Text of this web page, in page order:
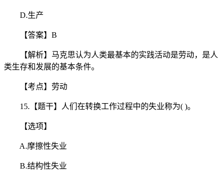
D.生产
【答案】B
【解析】马克思认为人类最基本的实践活动是劳动，是人
类生存和发展的基本条件。
【考点】劳动
15.【题干】人们在转换工作过程中的失业称为( )。
【选项】
A.摩擦性失业
B.结构性失业